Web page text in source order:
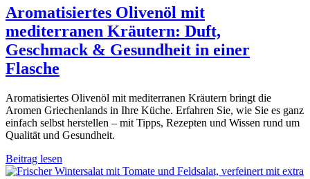
Aromatisiertes Olivenöl mit
mediterranen Kräutern: Duft,
Geschmack & Gesundheit in einer
Flasche
Aromatisiertes Olivenöl mit mediterranen Kräutern bringt die
Aromen Griechenlands in Ihre Küche. Erfahren Sie, wie Sie es ganz
einfach selbst herstellen – mit Tipps, Rezepten und Wissen rund um
Qualität und Gesundheit.
Beitrag lesen